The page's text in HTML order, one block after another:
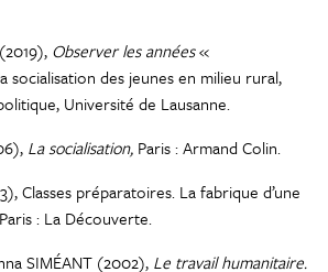
Observer les années«
socialisation des jeunes en milieu rural,
Université de Lausanne.
La socialisation, Paris : Armand Colin.
Classes préparatoires. La fabrique d’une
: La Découverte.
SIMÉANT (2002), Le travail humanitaire.